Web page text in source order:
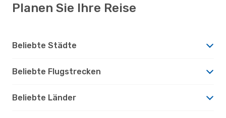
Planen Sie Ihre Reise
Beliebte Städte
Beliebte Flugstrecken
Beliebte Länder